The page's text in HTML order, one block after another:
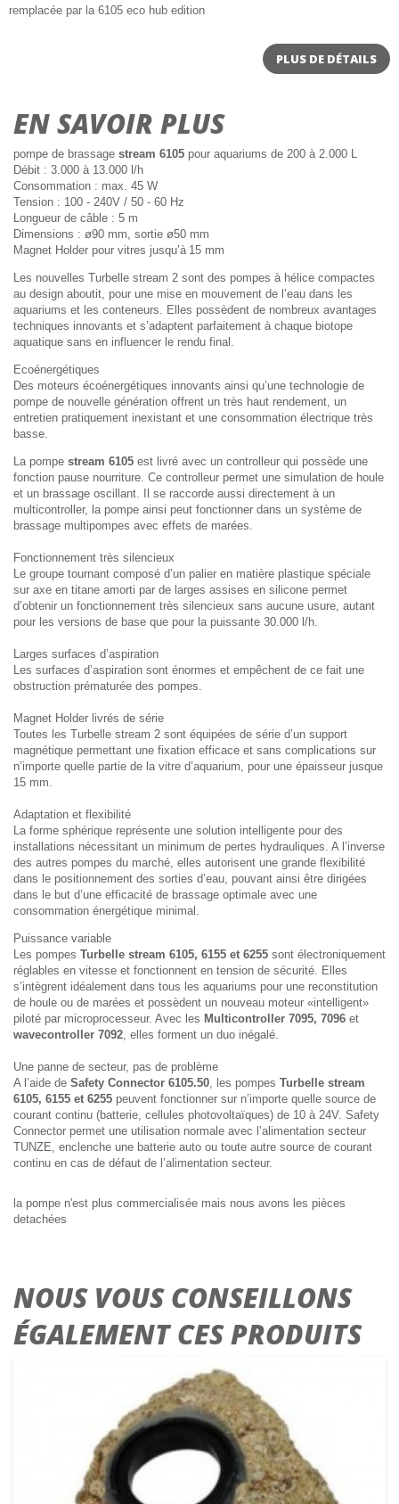
remplacée par la 6105 eco hub edition
PLUS DE DÉTAILS
EN SAVOIR PLUS
pompe de brassage stream 6105 pour aquariums de 200 à 2.000 L
Débit : 3.000 à 13.000 l/h
Consommation : max. 45 W
Tension : 100 - 240V / 50 - 60 Hz
Longueur de câble : 5 m
Dimensions : ø90 mm, sortie ø50 mm
Magnet Holder pour vitres jusqu’à 15 mm
Les nouvelles Turbelle stream 2 sont des pompes à hélice compactes
au design aboutit, pour une mise en mouvement de l’eau dans les
aquariums et les conteneurs. Elles possèdent de nombreux avantages
techniques innovants et s’adaptent parfaitement à chaque biotope
aquatique sans en influencer le rendu final.
Ecoénergétiques
Des moteurs écoénergétiques innovants ainsi qu’une technologie de
pompe de nouvelle génération offrent un très haut rendement, un
entretien pratiquement inexistant et une consommation électrique très
basse.
La pompe stream 6105 est livré avec un controlleur qui possède une
fonction pause nourriture. Ce controlleur permet une simulation de houle
et un brassage oscillant. Il se raccorde aussi directement à un
multicontroller, la pompe ainsi peut fonctionner dans un système de
brassage multipompes avec effets de marées.
Fonctionnement très silencieux
Le groupe tournant composé d’un palier en matière plastique spéciale
sur axe en titane amorti par de larges assises en silicone permet
d’obtenir un fonctionnement très silencieux sans aucune usure, autant
pour les versions de base que pour la puissante 30.000 l/h.
Larges surfaces d’aspiration
Les surfaces d’aspiration sont énormes et empêchent de ce fait une
obstruction prématurée des pompes.
Magnet Holder livrés de série
Toutes les Turbelle stream 2 sont équipées de série d’un support
magnétique permettant une fixation efficace et sans complications sur
n’importe quelle partie de la vitre d’aquarium, pour une épaisseur jusque
15 mm.
Adaptation et flexibilité
La forme sphérique représente une solution intelligente pour des
installations nécessitant un minimum de pertes hydrauliques. A l’inverse
des autres pompes du marché, elles autorisent une grande flexibilité
dans le positionnement des sorties d’eau, pouvant ainsi être dirigées
dans le but d’une efficacité de brassage optimale avec une
consommation énergétique minimal.
Puissance variable
Les pompes Turbelle stream 6105, 6155 et 6255 sont électroniquement
réglables en vitesse et fonctionnent en tension de sécurité. Elles
s’intègrent idéalement dans tous les aquariums pour une reconstitution
de houle ou de marées et possèdent un nouveau moteur «intelligent»
piloté par microprocesseur. Avec les Multicontroller 7095, 7096 et
wavecontroller 7092, elles forment un duo inégalé.
Une panne de secteur, pas de problème
A l’aide de Safety Connector 6105.50, les pompes Turbelle stream
6105, 6155 et 6255 peuvent fonctionner sur n’importe quelle source de
courant continu (batterie, cellules photovoltaïques) de 10 à 24V. Safety
Connector permet une utilisation normale avec l’alimentation secteur
TUNZE, enclenche une batterie auto ou toute autre source de courant
continu en cas de défaut de l’alimentation secteur.
la pompe n'est plus commercialisée mais nous avons les pièces
detachées
NOUS VOUS CONSEILLONS
ÉGALEMENT CES PRODUITS